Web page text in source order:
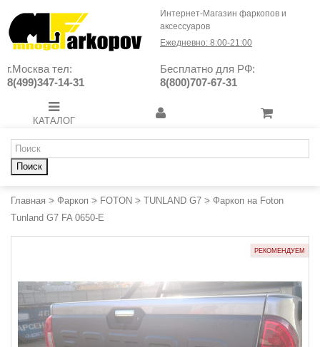
Интернет-Магазин фаркопов и
аксессуаров
Ежедневно: 8:00-21:00
г.Москва тел:
8(499)347-14-31
Бесплатно для РФ:
8(800)707-67-31
КАТАЛОГ
Поиск
Главная > Фаркоп > FOTON > TUNLAND G7 > Фаркоп на Foton
Tunland G7 FA 0650-E
РЕКОМЕНДУЕМ